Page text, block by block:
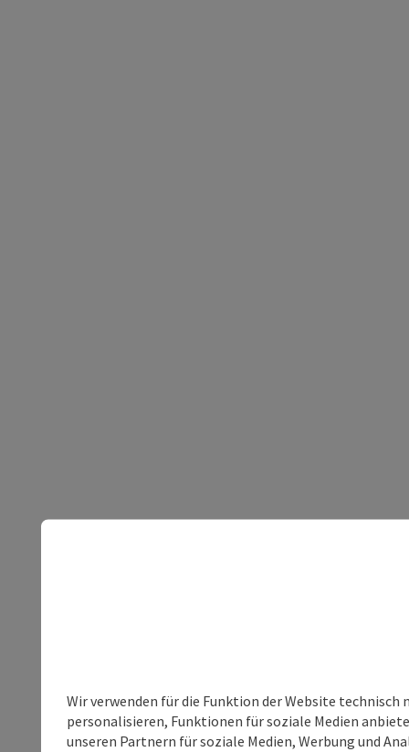
Wir verwenden für die Funktion der Website
personalisieren, Funktionen für soziale Medien
unseren Partnern für soziale Medien, Werbung und